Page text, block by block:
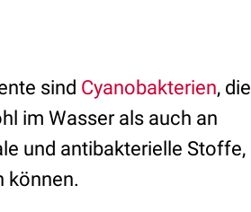
sind Cyanobakterien, die
im Wasser als auch an
und antibakterielle Stoffe,
können.